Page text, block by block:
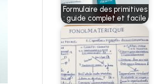
Formulaire des primitives
: guide complet et facile